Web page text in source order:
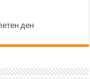
ден